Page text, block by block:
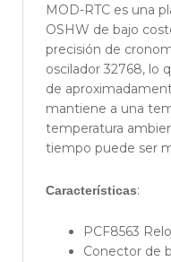
MOD-RTC es una
OSHW de bajo
precisión de
oscilador 32768, lo
de
mantiene a una
temperatura
tiempo puede ser
Características:
PCF8563
Conector de